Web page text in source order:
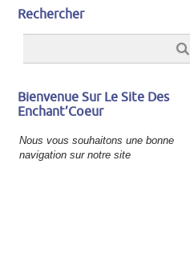
Rechercher
Bienvenue Sur Le Site Des
Enchant’Coeur
Nous vous souhaitons une bonne
navigation sur notre site